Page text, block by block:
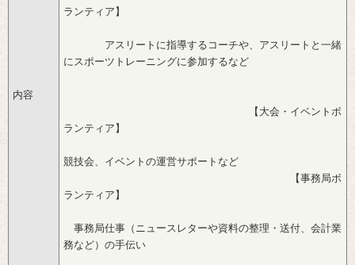
内容
ランティア】
アスリートに指導するコーチや、アスリートと一緒
にスポーツトレーニングに参加するなど
【大会・イベントボ
ランティア】
競技会、イベントの運営サポートなど
【事務局ボ
ランティア】
事務局仕事（ニュースレターや資料の整理・送付、会計業
務など）の手伝い